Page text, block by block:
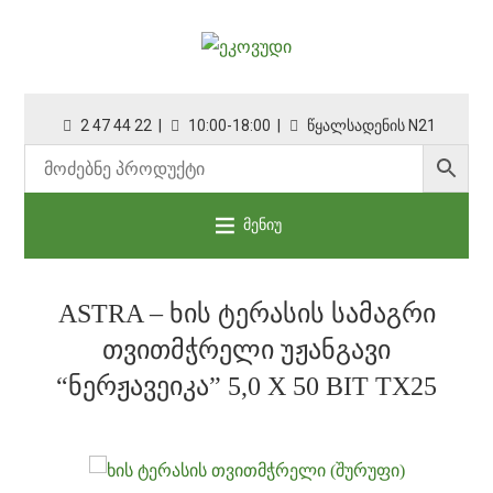
2 47 44 22 | 10:00-18:00 | წყალსადენის N21
მენიუ
ASTRA – ᲮᲘᲡ ᲢᲔᲠᲐᲡᲘᲡ ᲡᲐᲛᲐᲒᲠᲘ
ᲗᲕᲘᲗᲛᲭᲠᲔᲚᲘ ᲣᲟᲐᲜᲒᲐᲕᲘ
“ᲜᲔᲠᲟᲐᲕᲔᲘᲙᲐ” 5,0 X 50 BIT TX25